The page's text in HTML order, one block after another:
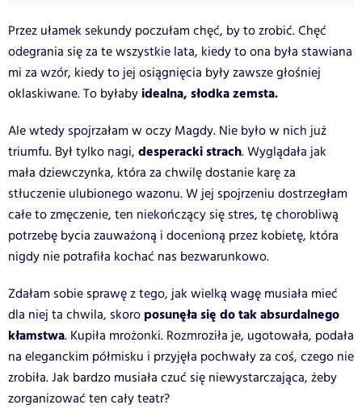
Przez ułamek sekundy poczułam chęć, by to zrobić. Chęć
odegrania się za te wszystkie lata, kiedy to ona była stawiana
mi za wzór, kiedy to jej osiągnięcia były zawsze głośniej
oklaskiwane. To byłaby idealna, słodka zemsta.
Ale wtedy spojrzałam w oczy Magdy. Nie było w nich już
triumfu. Był tylko nagi, desperacki strach. Wyglądała jak
mała dziewczynka, która za chwilę dostanie karę za
stłuczenie ulubionego wazonu. W jej spojrzeniu dostrzegłam
całe to zmęczenie, ten niekończący się stres, tę chorobliwą
potrzebę bycia zauważoną i docenioną przez kobietę, która
nigdy nie potrafiła kochać nas bezwarunkowo.
Zdałam sobie sprawę z tego, jak wielką wagę musiała mieć
dla niej ta chwila, skoro posunęła się do tak absurdalnego
kłamstwa. Kupiła mrożonki. Rozmroziła je, ugotowała, podała
na eleganckim półmisku i przyjęła pochwały za coś, czego nie
zrobiła. Jak bardzo musiała czuć się niewystarczająca, żeby
zorganizować ten cały teatr?